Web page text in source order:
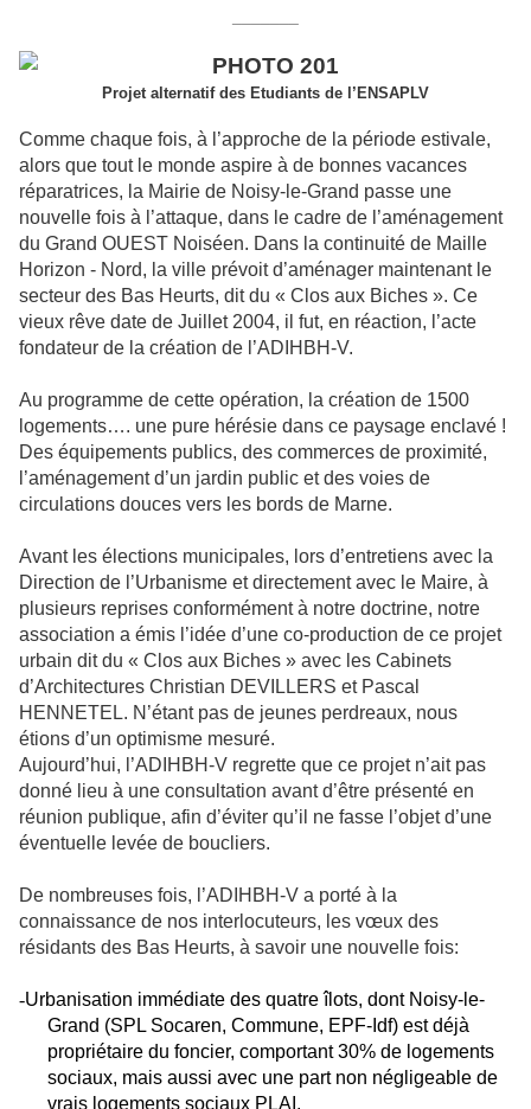
Projet alternatif des Etudiants de l’ENSAPLV
Comme chaque fois, à l’approche de la période estivale,
alors que tout le monde aspire à de bonnes vacances
réparatrices, la Mairie de Noisy-le-Grand passe une
nouvelle fois à l’attaque, dans le cadre de l’aménagement
du Grand OUEST Noiséen. Dans la continuité de Maille
Horizon - Nord, la ville prévoit d’aménager maintenant le
secteur des Bas Heurts, dit du « Clos aux Biches ». Ce
vieux rêve date de Juillet 2004, il fut, en réaction, l’acte
fondateur de la création de l’ADIHBH-V.
Au programme de cette opération, la création de 1500
logements…. une pure hérésie dans ce paysage enclavé !
Des équipements publics, des commerces de proximité,
l’aménagement d’un jardin public et des voies de
circulations douces vers les bords de Marne.
Avant les élections municipales, lors d’entretiens avec la
Direction de l’Urbanisme et directement avec le Maire, à
plusieurs reprises conformément à notre doctrine, notre
association a émis l’idée d’une co-production de ce projet
urbain dit du « Clos aux Biches » avec les Cabinets
d’Architectures Christian DEVILLERS et Pascal
HENNETEL. N’étant pas de jeunes perdreaux, nous
étions d’un optimisme mesuré.
Aujourd’hui, l’ADIHBH-V regrette que ce projet n’ait pas
donné lieu à une consultation avant d’être présenté en
réunion publique, afin d’éviter qu’il ne fasse l’objet d’une
éventuelle levée de boucliers.
De nombreuses fois, l’ADIHBH-V a porté à la
connaissance de nos interlocuteurs, les vœux des
résidants des Bas Heurts, à savoir une nouvelle fois:
-Urbanisation immédiate des quatre îlots, dont Noisy-le-
Grand (SPL Socaren, Commune, EPF-Idf) est déjà
propriétaire du foncier, comportant 30% de logements
sociaux, mais aussi avec une part non négligeable de
vrais logements sociaux PLAI,